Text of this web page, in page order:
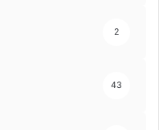
2
43